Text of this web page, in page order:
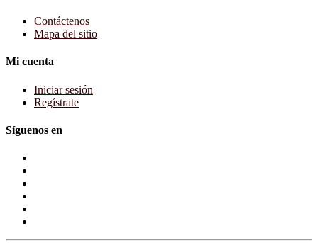
Contáctenos
Mapa del sitio
Mi cuenta
Iniciar sesión
Regístrate
Síguenos en